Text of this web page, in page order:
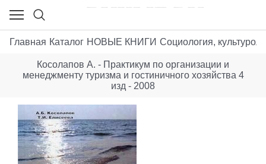
Главная Каталог НОВЫЕ КНИГИ Социология,
Косолапов А. - Практикум по организации и
менеджменту туризма и гостиничного хозяйства 4
изд - 2008